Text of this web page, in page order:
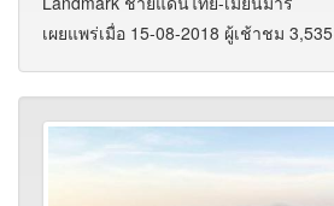
เผยแพร่เมื่อ 15-08-2018 ผู้เช้าชม 3,535